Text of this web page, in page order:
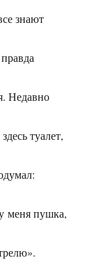
знают
Недавно
туалет,
меня пушка,